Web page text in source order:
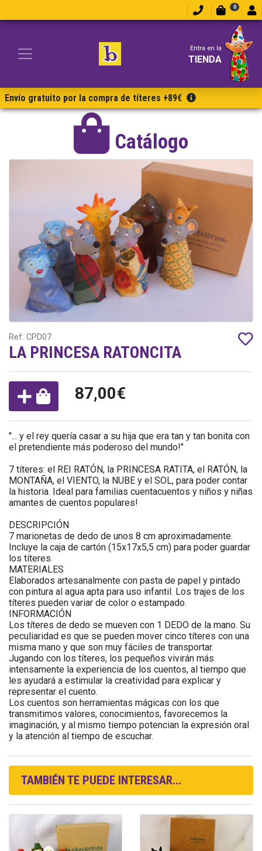
0
Entra en la
TIENDA
Envío gratuito por la compra de títeres +89€
Catálogo
Ref: CPD07
LA PRINCESA RATONCITA
87,00€
"... y el rey quería casar a su hija que era tan y tan bonita con
el pretendiente más poderoso del mundo!"
7 títeres: el REI RATÓN, la PRINCESA RATITA, el RATÓN, la
MONTAÑA, el VIENTO, la NUBE y el SOL, para poder contar
la historia. Ideal para familias cuentacuentos y niños y niñas
amantes de cuentos populares!
DESCRIPCIÓN
7 marionetas de dedo de unos 8 cm aproximadamente.
Incluye la caja de cartón (15x17x5,5 cm) para poder guardar
los títeres.
MATERIALES
Elaborados artesanalmente con pasta de papel y pintado
con pintura al agua apta para uso infantil. Los trajes de los
títeres pueden variar de color o estampado.
INFORMACIÓN
Los títeres de dedo se mueven con 1 DEDO de la mano. Su
peculiaridad es que se pueden mover cinco títeres con una
misma mano y que son muy fáciles de transportar.
Jugando con los títeres, los pequeños vivirán más
intensamente la experiencia de los cuentos, al tiempo que
les ayudará a estimular la creatividad para explicar y
representar el cuento.
Los cuentos son herramientas mágicas con los que
transmitimos valores, conocimientos, favorecemos la
imaginación, y al mismo tiempo potencian la expresión oral
y la atención al tiempo de escuchar.
TAMBIÉN TE PUEDE INTERESAR...